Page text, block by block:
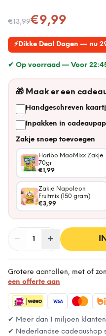
€13,99
Nu voor
€9,99
⚡Dikke Deal Dagen — nu
✔ Op voorraad — Voor
🎁 Maak er een
Handgeschreven
Inpakken in
Zakje snoep toevoegen
Haribo MaoMixx Zakje
70gr
€1,99
Zakje Napoleon
Fruitmix (150 gram)
€3,99
− Aantal
1 +
Grotere aantallen, met of
een offerte aan
✔ Meer dan 1 miljoen
✔ Nederlandse cadeaushop